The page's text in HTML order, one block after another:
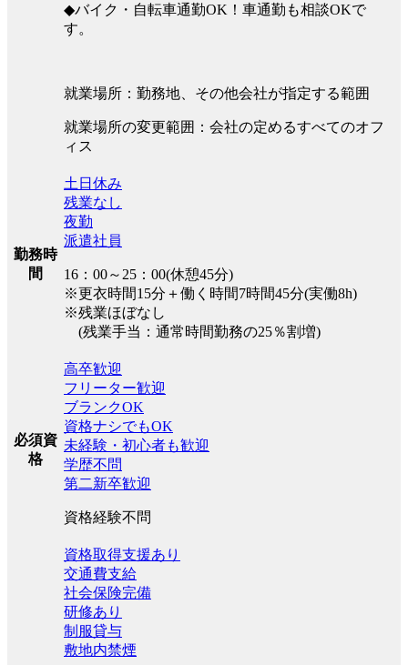
◆バイク・自転車通勤OK！車通勤も相談OKで
す。
就業場所：勤務地、その他会社が指定する範囲
就業場所の変更範囲：会社の定めるすべてのオフ
ィス
勤務時
間
土日休み
残業なし
夜勤
派遣社員
16：00～25：00(休憩45分)
※更衣時間15分＋働く時間7時間45分(実働8h)
※残業ほぼなし
(残業手当：通常時間勤務の25％割増)
必須資
格
高卒歓迎
フリーター歓迎
ブランクOK
資格ナシでもOK
未経験・初心者も歓迎
学歴不問
第二新卒歓迎
資格経験不問
資格取得支援あり
交通費支給
社会保険完備
研修あり
制服貸与
敷地内禁煙